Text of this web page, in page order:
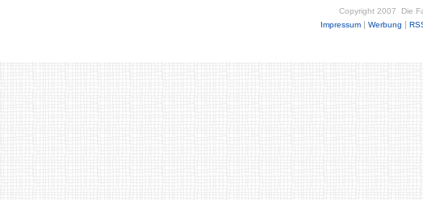
Copyright 2007 Die
Impressum | Werbung |